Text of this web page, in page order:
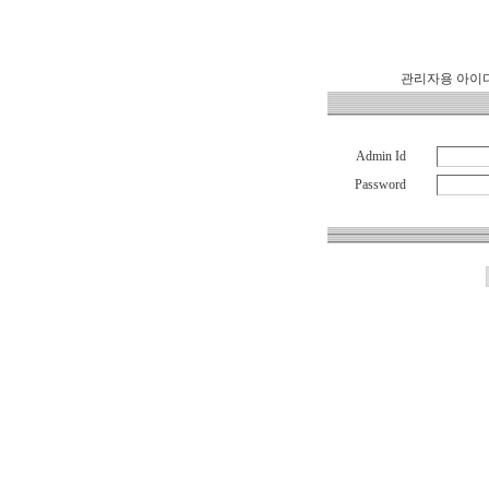
관리자용 아이
Admin Id
Password